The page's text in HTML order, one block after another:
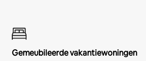
Gemeubileerde vakantiewoningen